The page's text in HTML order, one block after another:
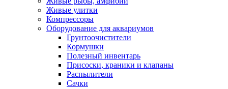
Живые улитки
Компрессоры
Оборудование для аквариумов
Грунтоочистители
Кормушки
Полезный инвентарь
Присоски, краники и клапаны
Распылители
Сачки